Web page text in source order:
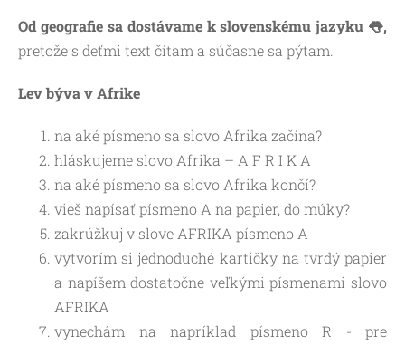
Od geografie sa dostávame k slovenskému jazyku 👅,
pretože s deťmi text čítam a súčasne sa pýtam.
Lev býva v Afrike
na aké písmeno sa slovo Afrika začína?
hláskujeme slovo Afrika – A F R I K A
na aké písmeno sa slovo Afrika končí?
vieš napísať písmeno A na papier, do múky?
zakrúžkuj v slove AFRIKA písmeno A
vytvorím si jednoduché kartičky na tvrdý papier
a napíšem dostatočne veľkými písmenami slovo
AFRIKA
vynechám na napríklad písmeno R - pre